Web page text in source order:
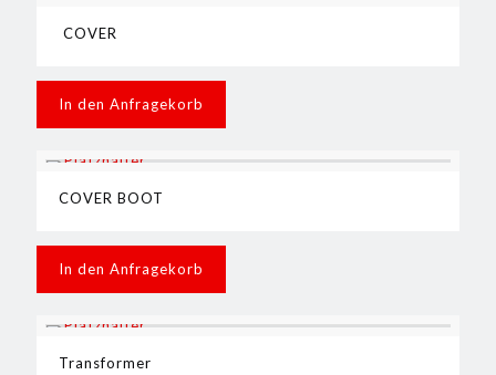
COVER
In den Anfragekorb
COVER BOOT
In den Anfragekorb
Transformer